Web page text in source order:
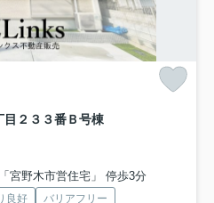
目２３３番Ｂ号棟
宮野木市営住宅」 停歩3分
良好
バリアフリー